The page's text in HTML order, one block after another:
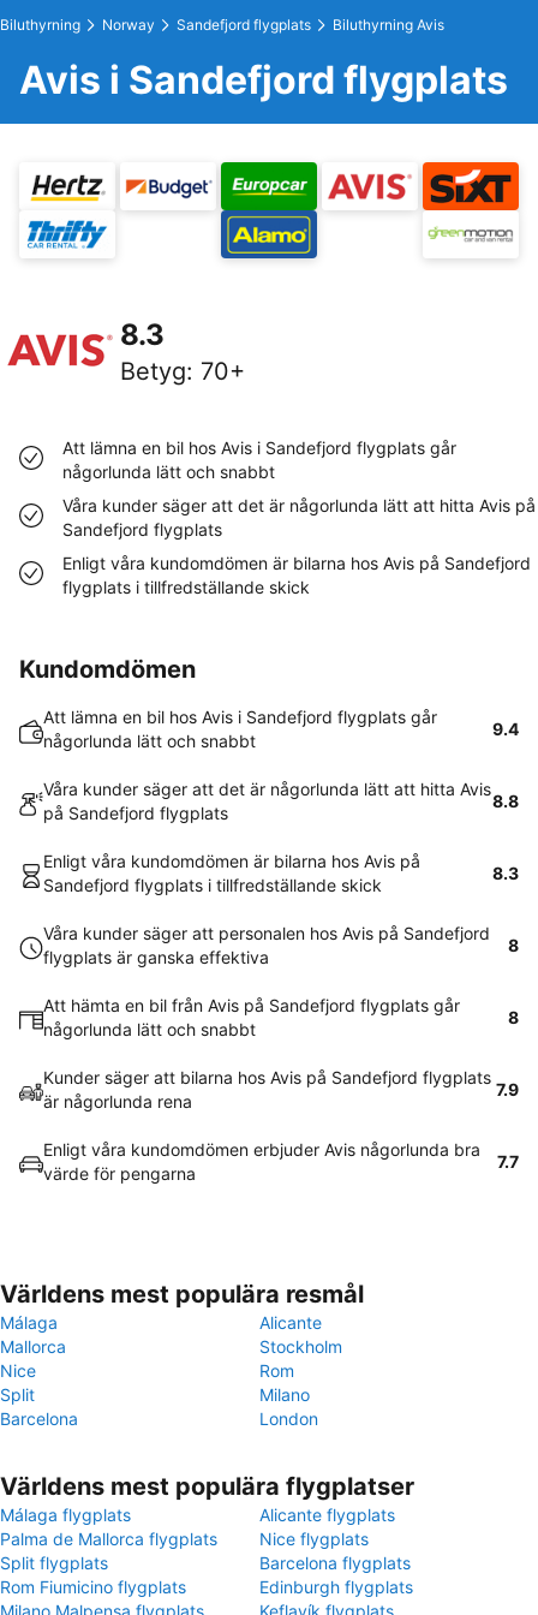
Biluthyrning Norway Sandefjord flygplats Biluthyrning Avis
Avis i Sandefjord flygplats
8.3
Betyg: 70+
Att lämna en bil hos Avis i Sandefjord flygplats går
någorlunda lätt och snabbt
Våra kunder säger att det är någorlunda lätt att hitta Avis på
Sandefjord flygplats
Enligt våra kundomdömen är bilarna hos Avis på Sandefjord
flygplats i tillfredställande skick
Kundomdömen
Att lämna en bil hos Avis i Sandefjord flygplats går
någorlunda lätt och snabbt
9.4
Våra kunder säger att det är någorlunda lätt att hitta Avis
på Sandefjord flygplats
8.8
Enligt våra kundomdömen är bilarna hos Avis på
Sandefjord flygplats i tillfredställande skick
8.3
Våra kunder säger att personalen hos Avis på Sandefjord
flygplats är ganska effektiva
8
Att hämta en bil från Avis på Sandefjord flygplats går
någorlunda lätt och snabbt
8
Kunder säger att bilarna hos Avis på Sandefjord flygplats
är någorlunda rena
7.9
Enligt våra kundomdömen erbjuder Avis någorlunda bra
värde för pengarna
7.7
Världens mest populära resmål
Málaga
Alicante
Mallorca
Stockholm
Nice
Rom
Split
Milano
Barcelona
London
Världens mest populära flygplatser
Málaga flygplats
Alicante flygplats
Palma de Mallorca flygplats
Nice flygplats
Split flygplats
Barcelona flygplats
Rom Fiumicino flygplats
Edinburgh flygplats
Milano Malpensa flygplats
Keflavík flygplats